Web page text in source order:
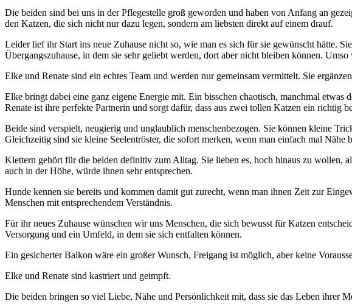
Die beiden sind bei uns in der Pflegestelle groß geworden und haben von Anfang an
den Katzen, die sich nicht nur dazu legen, sondern am liebsten direkt auf einem drauf.
Leider lief ihr Start ins neue Zuhause nicht so, wie man es sich für sie gewünscht hätte.
Übergangszuhause, in dem sie sehr geliebt werden, dort aber nicht bleiben können.
Elke und Renate sind ein echtes Team und werden nur gemeinsam vermittelt. Sie
Elke bringt dabei eine ganz eigene Energie mit. Ein bisschen chaotisch, manchmal
Renate ist ihre perfekte Partnerin und sorgt dafür, dass aus zwei tollen Katzen ein richtig
Beide sind verspielt, neugierig und unglaublich menschenbezogen. Sie können kleine
Gleichzeitig sind sie kleine Seelentröster, die sofort merken, wenn man einfach mal Nähe
Klettern gehört für die beiden definitiv zum Alltag. Sie lieben es, hoch hinaus zu wollen,
auch in der Höhe, würde ihnen sehr entsprechen.
Hunde kennen sie bereits und kommen damit gut zurecht, wenn man ihnen Zeit zur
Menschen mit entsprechendem Verständnis.
Für ihr neues Zuhause wünschen wir uns Menschen, die sich bewusst für Katzen
Versorgung und ein Umfeld, in dem sie sich entfalten können.
Ein gesicherter Balkon wäre ein großer Wunsch, Freigang ist möglich, aber keine
Elke und Renate sind kastriert und geimpft.
Die beiden bringen so viel Liebe, Nähe und Persönlichkeit mit, dass sie das Leben ihrer